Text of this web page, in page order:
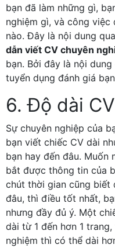
bạn đã làm những gì,
nghiệm gì, và công
nào. Đây là nội dung
dẫn viết CV chuyên
bạn. Bởi đây là nội
tuyển dụng đánh giá
6. Độ dài CV
Sự chuyên nghiệp của
bạn viết chiếc CV dài
bạn hay đến đâu. Muốn
bắt được thông tin của
chút thời gian cũng biết
đâu, thì điều tốt nhất,
nhưng đầy đủ ý. Một
dài từ 1 đến hơn 1
nghiệm thì có thể dài